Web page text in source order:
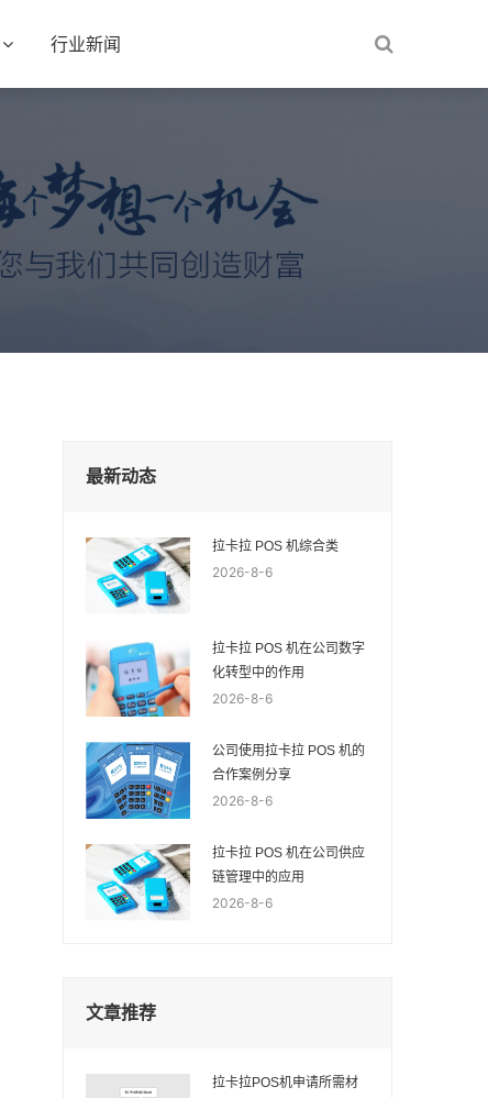
行业新闻
最新动态
拉卡拉 POS 机综合类
2026-8-6
拉卡拉 POS 机在公司数字
化转型中的作用
2026-8-6
公司使用拉卡拉 POS 机的
合作案例分享
2026-8-6
拉卡拉 POS 机在公司供应
链管理中的应用
2026-8-6
文章推荐
拉卡拉POS机申请所需材